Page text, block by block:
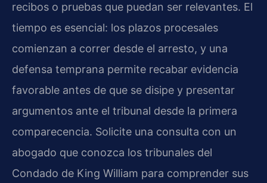
recibos o pruebas que puedan ser relevantes. El
tiempo es esencial: los plazos procesales
comienzan a correr desde el arresto, y una
defensa temprana permite recabar evidencia
favorable antes de que se disipe y presentar
argumentos ante el tribunal desde la primera
comparecencia. Solicite una consulta con un
abogado que conozca los tribunales del
Condado de King William para comprender sus